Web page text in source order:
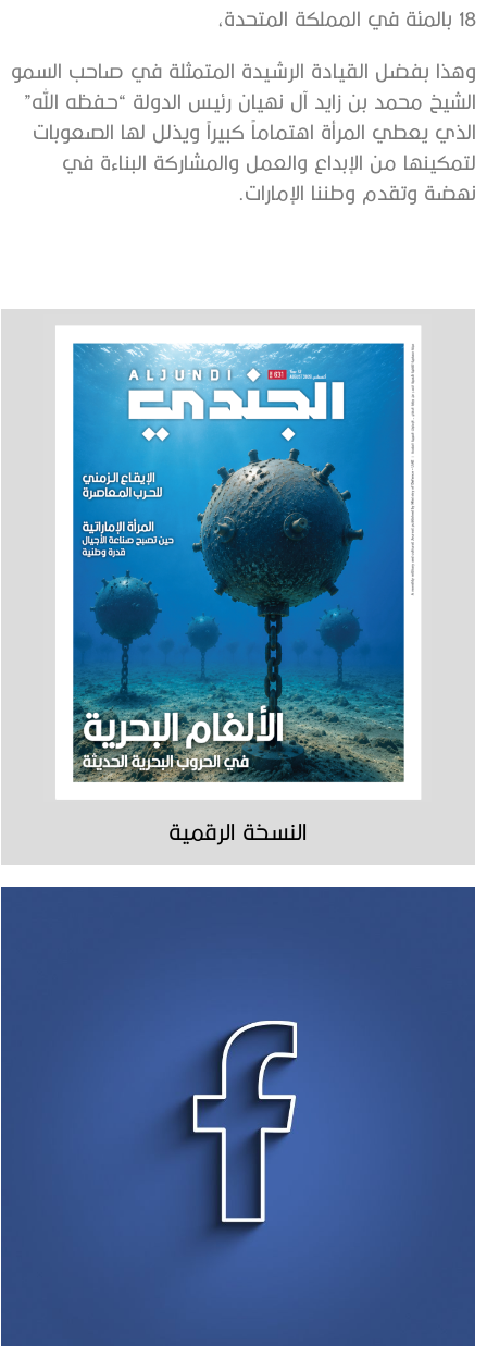
18 بالمئة في المملكة المتحدة،
وهذا بفضل القيادة الرشيدة المتمثلة في صاحب السمو
الشيخ محمد بن زايد آل نهيان رئيس الدولة “حفظه الله”
الذي يعطي المرأة اهتماماً كبيراً ويذلل لها الصعوبات
لتمكينها من الإبداع والعمل والمشاركة البناءة في
نهضة وتقدم وطننا الإمارات.
النسخة الرقمية